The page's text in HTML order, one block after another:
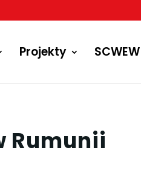
Projekty SCWEW
Rumunii